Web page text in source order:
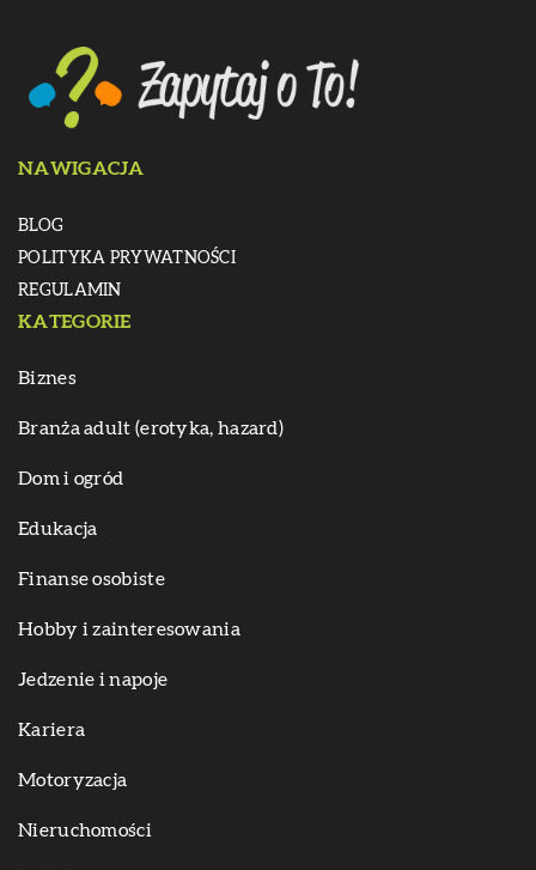
NAWIGACJA
BLOG
POLITYKA PRYWATNOŚCI
REGULAMIN
KATEGORIE
Biznes
Branża adult (erotyka, hazard)
Dom i ogród
Edukacja
Finanse osobiste
Hobby i zainteresowania
Jedzenie i napoje
Kariera
Motoryzacja
Nieruchomości